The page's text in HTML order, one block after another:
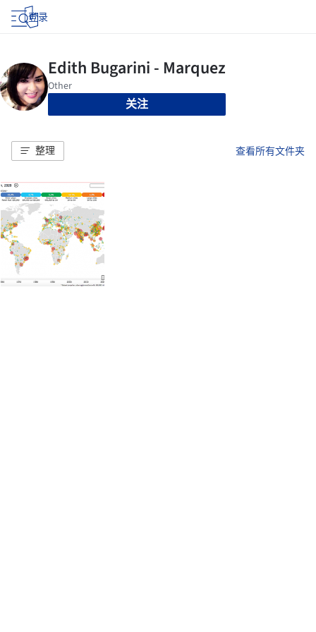
登录
关注
整理 查看所有文件夹